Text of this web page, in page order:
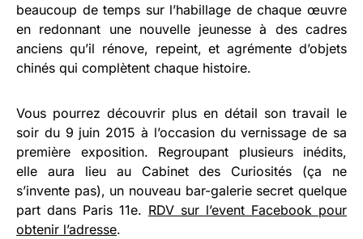
beaucoup de temps sur l’habillage de chaque œuvre
en redonnant une nouvelle jeunesse à des cadres
anciens qu’il rénove, repeint, et agrémente d’objets
chinés qui complètent chaque histoire.
Vous pourrez découvrir plus en détail son travail le
soir du 9 juin 2015 à l’occasion du vernissage de sa
première exposition. Regroupant plusieurs inédits,
elle aura lieu au Cabinet des Curiosités (ça ne
s’invente pas), un nouveau bar-galerie secret quelque
part dans Paris 11e. RDV sur l’event Facebook pour
obtenir l’adresse.